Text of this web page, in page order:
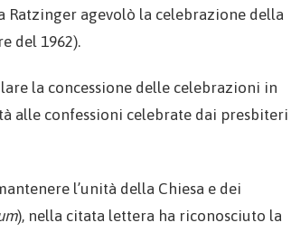
Ratzinger agevolò la celebrazione della
del 1962).
la concessione delle celebrazioni in
alle confessioni celebrate dai presbiteri
l’unità della Chiesa e dei
), nella citata lettera ha riconosciuto la